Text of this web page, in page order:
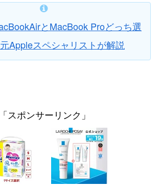
とMacBook Proどっち選
Appleスペシャリストが解説
「スポンサーリンク」